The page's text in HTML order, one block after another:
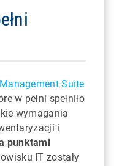
Suite
w pełni spełniło
wymagania
i
punktami
IT zostały